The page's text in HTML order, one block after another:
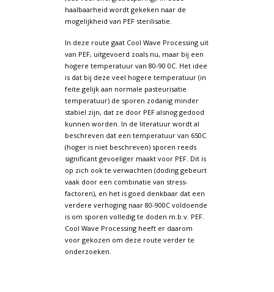
haalbaarheid wordt gekeken naar de
mogelijkheid van PEF sterilisatie.
In deze route gaat Cool Wave Processing uit
van PEF, uitgevoerd zoals nu, maar bij een
hogere temperatuur van 80-90 0C. Het idee
is dat bij deze veel hogere temperatuur (in
feite gelijk aan normale pasteurisatie
temperatuur) de sporen zodanig minder
stabiel zijn, dat ze door PEF alsnog gedood
kunnen worden. In de literatuur wordt al
beschreven dat een temperatuur van 650C
(hoger is niet beschreven) sporen reeds
significant gevoeliger maakt voor PEF. Dit is
op zich ook te verwachten (doding gebeurt
vaak door een combinatie van stress-
factoren), en het is goed denkbaar dat een
verdere verhoging naar 80-900C voldoende
is om sporen volledig te doden m.b.v. PEF.
Cool Wave Processing heeft er daarom
voor gekozen om deze route verder te
onderzoeken.